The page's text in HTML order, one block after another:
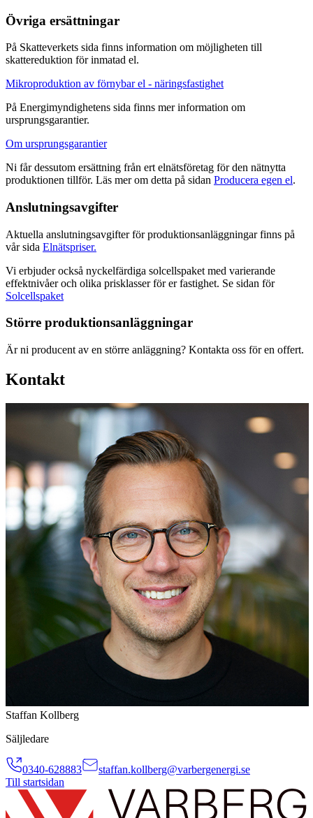
Övriga ersättningar
På Skatteverkets sida finns information om möjligheten till
skattereduktion för inmatad el.
Mikroproduktion av förnybar el - näringsfastighet
På Energimyndighetens sida finns mer information om
ursprungsgarantier.
Om ursprungsgarantier
Ni får dessutom ersättning från ert elnätsföretag för den nätnytta
produktionen tillför. Läs mer om detta på sidan Producera egen el.
Anslutningsavgifter
Aktuella anslutningsavgifter för produktionsanläggningar finns på
vår sida Elnätspriser.
Vi erbjuder också nyckelfärdiga solcellspaket med varierande
effektnivåer och olika prisklasser för er fastighet. Se sidan för
Solcellspaket
Större produktionsanläggningar
Är ni producent av en större anläggning? Kontakta oss för en offert.
Kontakt
Staffan Kollberg
Säljledare
0340-628883
staffan.kollberg@varbergenergi.se
Till startsidan